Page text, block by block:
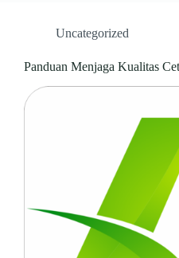
Uncategorized
Panduan Menjaga Kualitas